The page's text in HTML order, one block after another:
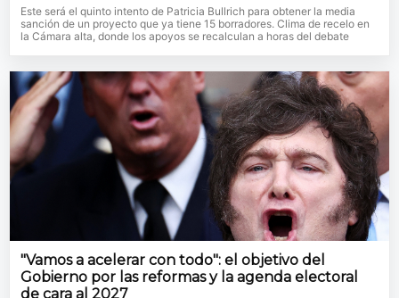
Este será el quinto intento de Patricia Bullrich para obtener la media
sanción de un proyecto que ya tiene 15 borradores. Clima de recelo en
la Cámara alta, donde los apoyos se recalculan a horas del debate
"Vamos a acelerar con todo": el objetivo del
Gobierno por las reformas y la agenda electoral
de cara al 2027